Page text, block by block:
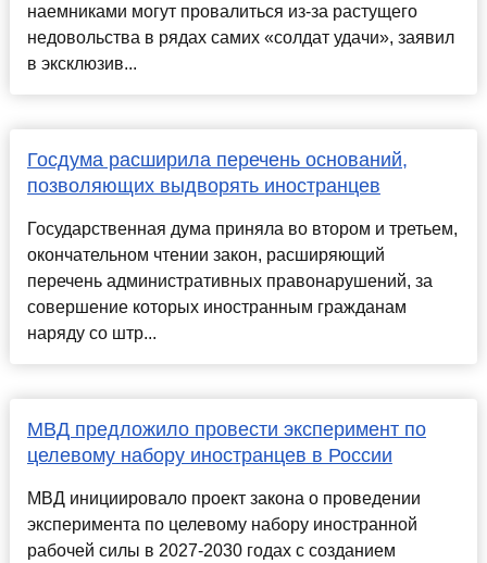
наемниками могут провалиться из-за растущего
недовольства в рядах самих «солдат удачи», заявил
в эксклюзив...
Госдума расширила перечень оснований,
позволяющих выдворять иностранцев
Государственная дума приняла во втором и третьем,
окончательном чтении закон, расширяющий
перечень административных правонарушений, за
совершение которых иностранным гражданам
наряду со штр...
МВД предложило провести эксперимент по
целевому набору иностранцев в России
МВД инициировало проект закона о проведении
эксперимента по целевому набору иностранной
рабочей силы в 2027-2030 годах с созданием